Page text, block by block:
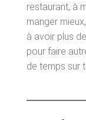
restaurant, à
manger
à avoir plus
pour faire
de temps sur